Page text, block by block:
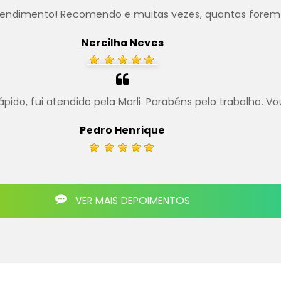
Recomendo e muitas vezes, quantas
Nercilha Neves
fui atendido pela Marli. Parabéns pelo trabalho.
Pedro Henrique
VER MAIS DEPOIMENTOS